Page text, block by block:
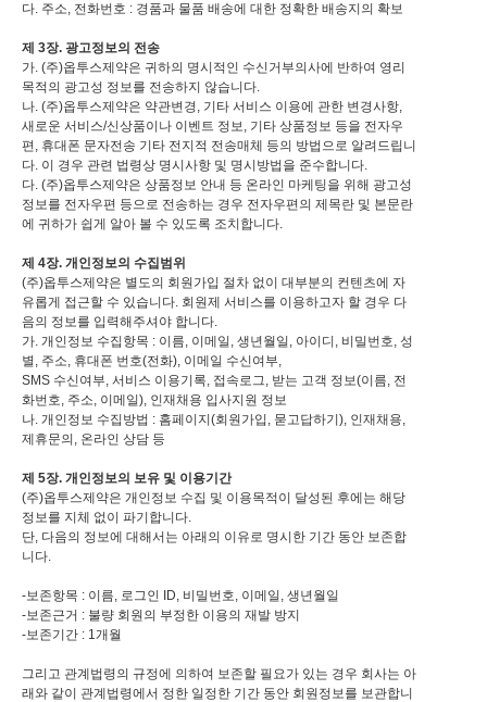
다. 주소, 전화번호 : 경품과 물품 배송에 대한 정확한 배송지의 확보
제 3장. 광고정보의 전송
가. (주)옵투스제약은 귀하의 명시적인 수신거부의사에 반하여 영리
목적의 광고성 정보를 전송하지 않습니다.
나. (주)옵투스제약은 약관변경, 기타 서비스 이용에 관한 변경사항,
새로운 서비스/신상품이나 이벤트 정보, 기타 상품정보 등을 전자우
편, 휴대폰 문자전송 기타 전지적 전송매체 등의 방법으로 알려드립니
다. 이 경우 관련 법령상 명시사항 및 명시방법을 준수합니다.
다. (주)옵투스제약은 상품정보 안내 등 온라인 마케팅을 위해 광고성
정보를 전자우편 등으로 전송하는 경우 전자우편의 제목란 및 본문란
에 귀하가 쉽게 알아 볼 수 있도록 조치합니다.
제 4장. 개인정보의 수집범위
(주)옵투스제약은 별도의 회원가입 절차 없이 대부분의 컨텐츠에 자
유롭게 접근할 수 있습니다. 회원제 서비스를 이용하고자 할 경우 다
음의 정보를 입력해주셔야 합니다.
가. 개인정보 수집항목 : 이름, 이메일, 생년월일, 아이디, 비밀번호, 성
별, 주소, 휴대폰 번호(전화), 이메일 수신여부,
SMS 수신여부, 서비스 이용기록, 접속로그, 받는 고객 정보(이름, 전
화번호, 주소, 이메일), 인재채용 입사지원 정보
나. 개인정보 수집방법 : 홈페이지(회원가입, 묻고답하기), 인재채용,
제휴문의, 온라인 상담 등
제 5장. 개인정보의 보유 및 이용기간
(주)옵투스제약은 개인정보 수집 및 이용목적이 달성된 후에는 해당
정보를 지체 없이 파기합니다.
단, 다음의 정보에 대해서는 아래의 이유로 명시한 기간 동안 보존합
니다.
-보존항목 : 이름, 로그인 ID, 비밀번호, 이메일, 생년월일
-보존근거 : 불량 회원의 부정한 이용의 재발 방지
-보존기간 : 1개월
그리고 관계법령의 규정에 의하여 보존할 필요가 있는 경우 회사는 아
래와 같이 관계법령에서 정한 일정한 기간 동안 회원정보를 보관합니